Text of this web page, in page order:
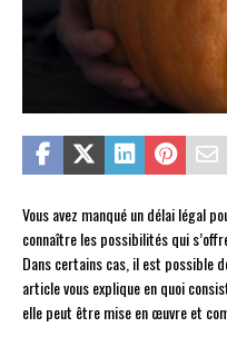
Vous avez manqué un délai légal
connaître les possibilités qui
Dans certains cas, il est possible
article vous explique en quoi
elle peut être mise en œuvre et